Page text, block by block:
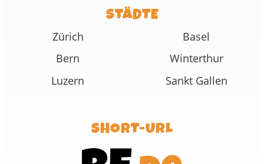
STÄDTE
Zürich
Basel
Bern
Winterthur
Luzern
Sankt Gallen
SHORT-URL